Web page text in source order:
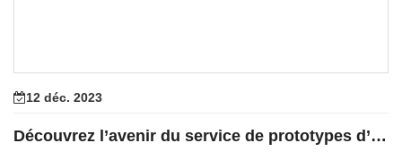
12 déc. 2023
Découvrez l’avenir du service de prototypes d’usinage CNC